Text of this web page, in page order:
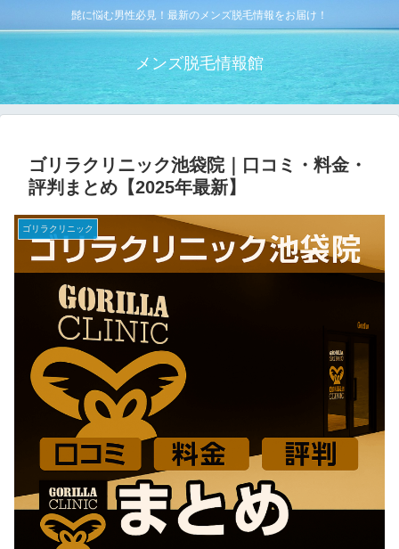
髭に悩む男性必見！最新のメンズ脱毛情報をお届け！
メンズ脱毛情報館
ゴリラクリニック池袋院｜口コミ・料金・
評判まとめ【2025年最新】
ゴリラクリニック